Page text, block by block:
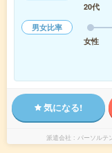
20代
男女比率
女性
気になる!
派遣会社 パーソルテ